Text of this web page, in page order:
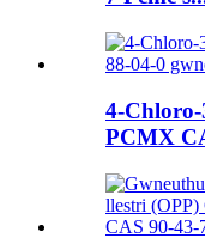
4-
PCMX